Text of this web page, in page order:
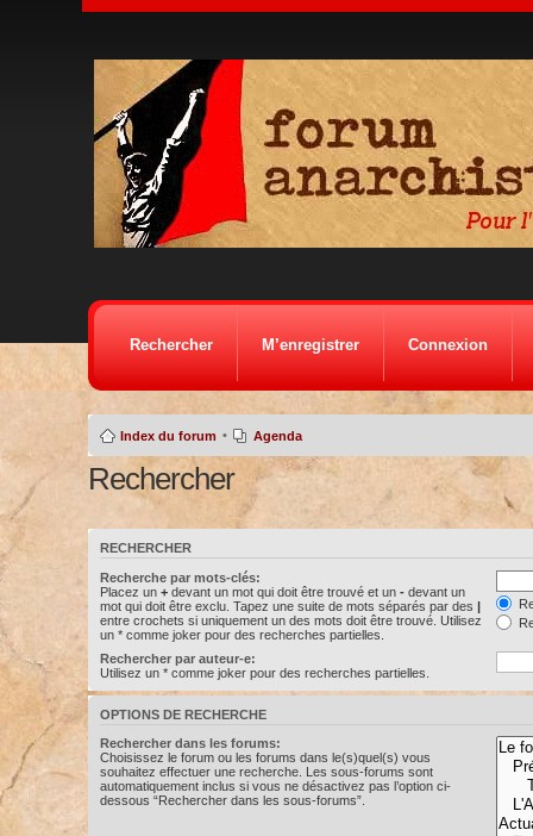
Rechercher M’enregistrer Connexion
Index du forum • Agenda
Rechercher
RECHERCHER
Recherche par mots-clés:
Placez un +devant un mot qui doit être trouvé et un -devant un
mot qui doit être exclu. Tapez une suite de mots séparés par des |
entre crochets si uniquement un des mots doit être trouvé. Utilisez
un * comme joker pour des recherches partielles.
Rechercher par auteur-e:
Utilisez un * comme joker pour des recherches partielles.
OPTIONS DE RECHERCHE
Rechercher dans les forums:
Choisissez le forum ou les forums dans le(s)quel(s) vous
souhaitez effectuer une recherche. Les sous-forums sont
automatiquement inclus si vous ne désactivez pas l’option ci-
dessous “Rechercher dans les sous-forums”.